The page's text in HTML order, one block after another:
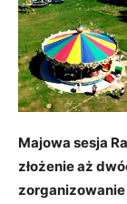
Majowa sesja
złożenie aż
zorganizowanie